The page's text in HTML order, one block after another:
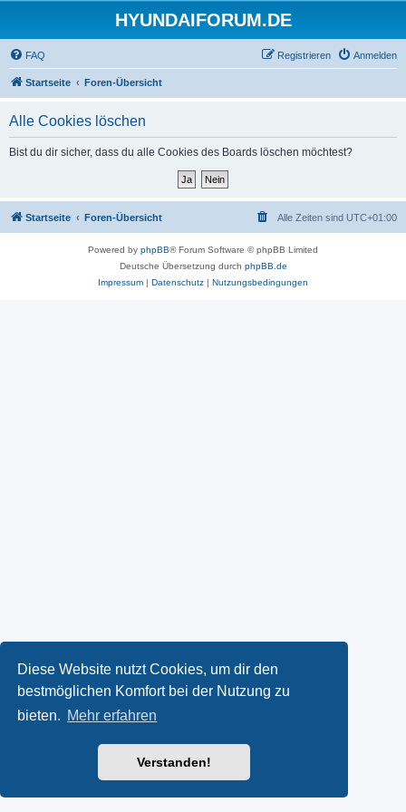
Diese Website nutzt Cookies, um dir den
bestmöglichen Komfort bei der Nutzung zu
bieten. Mehr erfahren
Verstanden!
HYUNDAIFORUM.DE
FAQ Anmelden
Registrieren
Startseite Foren-Übersicht
Alle Cookies löschen
Bist du dir sicher, dass du alle Cookies des Boards löschen möchtest?
Startseite Foren-Übersicht Alle Zeiten sind UTC+01:00
Powered by phpBB® Forum Software © phpBB Limited
Deutsche Übersetzung durch phpBB.de
Impressum | Datenschutz | Nutzungsbedingungen